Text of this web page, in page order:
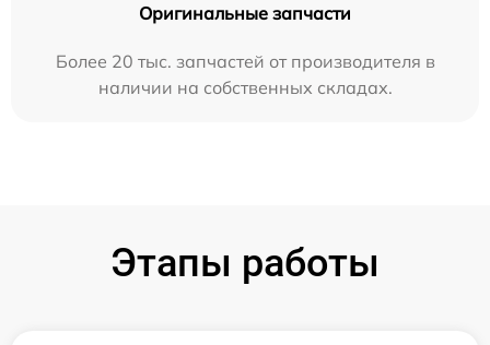
Оригинальные запчасти
Более 20 тыс. запчастей от производителя в
наличии на собственных складах.
Этапы работы